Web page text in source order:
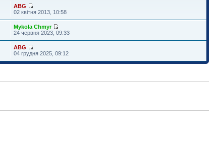
ABG
02 квітня 2013, 10:58
Mykola Chmyr
24 червня 2023, 09:33
ABG
04 грудня 2025, 09:12